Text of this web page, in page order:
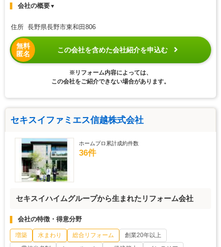
会社の概要▼
住所 長野県長野市東和田806
無料
匿名
この会社を含めた会社紹介を申込む
※リフォーム内容によっては、
この会社をご紹介できない場合があります。
セキスイファミエス信越株式会社
ホームプロ累計成約件数
36件
セキスイハイムグループから生まれたリフォーム会社
会社の特徴・得意分野
増築 水まわり 総合リフォーム
創業20年以上